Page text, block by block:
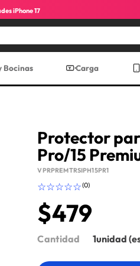
iPhone 17
Bocinas Carga
Protector
Pro/15
VPRPREMTRSIPH15PR1
☆☆☆☆☆(0)
$479
Cantidad 1